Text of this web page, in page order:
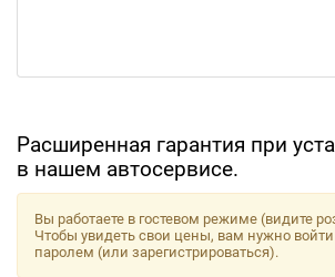
Расширенная гарантия при
в нашем автосервисе.
Вы работаете в гостевом режиме (видите
Чтобы увидеть свои цены, вам нужно
паролем (или зарегистрироваться).